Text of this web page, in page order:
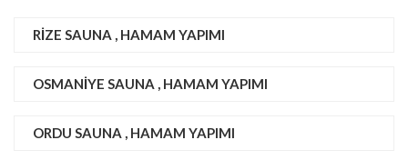
RIZE SAUNA , HAMAM YAPIMI
OSMANIYE SAUNA , HAMAM YAPIMI
ORDU SAUNA , HAMAM YAPIMI